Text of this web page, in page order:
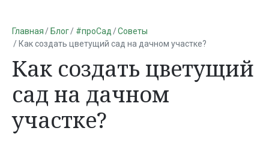
Главная Блог #проСад
Советы
Как создать цветущий сад на дачном участке?
Как создать цветущий
сад на дачном
участке?